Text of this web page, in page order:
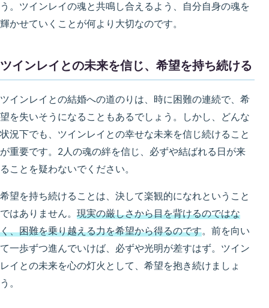
う。ツインレイの魂と共鳴し合えるよう、自分自身の魂を
輝かせていくことが何より大切なのです。
ツインレイとの未来を信じ、希望を持ち続ける
ツインレイとの結婚への道のりは、時に困難の連続で、希
望を失いそうになることもあるでしょう。しかし、どんな
状況下でも、ツインレイとの幸せな未来を信じ続けること
が重要です。2人の魂の絆を信じ、必ずや結ばれる日が来
ることを疑わないでください。
希望を持ち続けることは、決して楽観的になれということ
ではありません。 現実の厳しさから目を背けるのではな
く、困難を乗り越える力を希望から得るのです。前を向い
て一歩ずつ進んでいけば、必ずや光明が差すはず。ツイン
レイとの未来を心の灯火として、希望を抱き続けましょ
う。